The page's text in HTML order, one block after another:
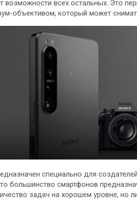
возможности всех остальных. Это
объективом, который может
специально для
большинство смартфонов
задач на хорошем уровне, но